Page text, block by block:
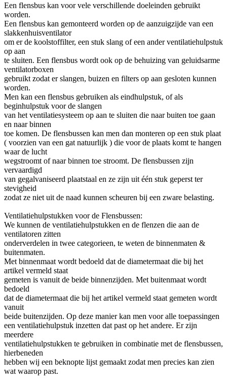
Een flensbus kan voor vele verschillende doeleinden gebruikt
worden.
Een flensbus kan gemonteerd worden op de aanzuigzijde van een
slakkenhuisventilator
om er de koolstoffilter, een stuk slang of een ander ventilatiehulpstuk
op aan
te sluiten. Een flensbus wordt ook op de behuizing van geluidsarme
ventilatorboxen
gebruikt zodat er slangen, buizen en filters op aan gesloten kunnen
worden.
Men kan een flensbus gebruiken als eindhulpstuk, of als
beginhulpstuk voor de slangen
van het ventilatiesysteem op aan te sluiten die naar buiten toe gaan
en naar binnen
toe komen. De flensbussen kan men dan monteren op een stuk plaat
( voorzien van een gat natuurlijk ) die voor de plaats komt te hangen
waar de lucht
wegstroomt of naar binnen toe stroomt. De flensbussen zijn
vervaardigd
van gegalvaniseerd plaatstaal en ze zijn uit één stuk geperst ter
stevigheid
zodat ze niet uit de naad kunnen scheuren bij een zware belasting.
Ventilatiehulpstukken voor de Flensbussen:
We kunnen de ventilatiehulpstukken en de flenzen die aan de
ventilatoren zitten
onderverdelen in twee categorieen, te weten de binnenmaten &
buitenmaten.
Met binnenmaat wordt bedoeld dat de diametermaat die bij het
artikel vermeld staat
gemeten is vanuit de beide binnenzijden. Met buitenmaat wordt
bedoeld
dat de diametermaat die bij het artikel vermeld staat gemeten wordt
vanuit
beide buitenzijden. Op deze manier kan men voor alle toepassingen
een ventilatiehulpstuk inzetten dat past op het andere. Er zijn
meerdere
ventilatiehulpstukken te gebruiken in combinatie met de flensbussen,
hierbeneden
hebben wij een beknopte lijst gemaakt zodat men precies kan zien
wat waarop past.